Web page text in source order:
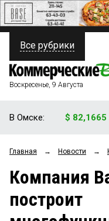
ПОЛИТИКА
ФИНАНСЫ
ОБЩЕСТВО
ЗАКОН
НОВОСТИ КОМПАНИЙ
Все рубрики
Воскресенье, 9 Августа
В Омске: $ 82,1665
Главная → Новости →
Компания
построит